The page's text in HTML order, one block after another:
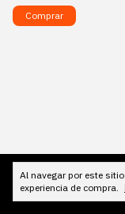
Al navegar por este sitio
experiencia de compra.
Comprar